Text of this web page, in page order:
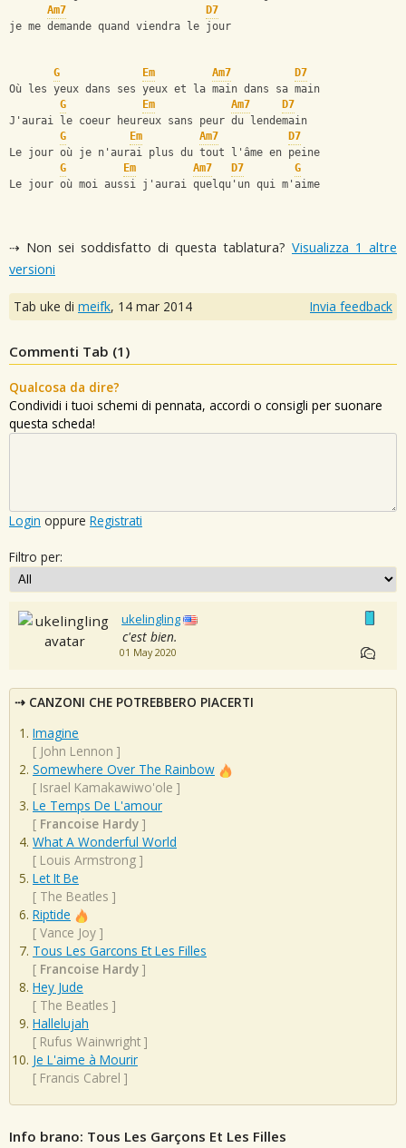
Am7
D7
je me demande quand viendra le jour
G Em Am7
D7
Où les yeux dans ses yeux et la main dans sa main
G
Em Am7
D7
J'aurai le coeur heureux sans peur du lendemain
G
Em Am7
D7
Le jour où je n'aurai plus du tout l'âme en peine
G
Em Am7 D7
G
Le jour où moi aussi j'aurai quelqu'un qui m'aime
⇢ Non sei soddisfatto di questa tablatura? Visualizza 1 altre
versioni
Tab uke di meifk, 14 mar 2014 Invia feedback
Commenti Tab (1 )
Qualcosa da dire?
Condividi i tuoi schemi di pennata, accordi o consigli per suonare
questa scheda!
Login oppure Registrati
Filtro per:
ukelingling
c'est bien.
01 May 2020
CANZONI CHE POTREBBERO PIACERTI
Imagine
[ John Lennon ]
Somewhere Over The Rainbow
[ Israel Kamakawiwo'ole ]
Le Temps De L'amour
[ Francoise Hardy ]
What A Wonderful World
[ Louis Armstrong ]
Let It Be
[ The Beatles ]
Riptide
[ Vance Joy ]
Tous Les Garcons Et Les Filles
[ Francoise Hardy ]
Hey Jude
[ The Beatles ]
Hallelujah
[ Rufus Wainwright ]
Je L'aime à Mourir
[ Francis Cabrel ]
Info brano: Tous Les Garçons Et Les Filles